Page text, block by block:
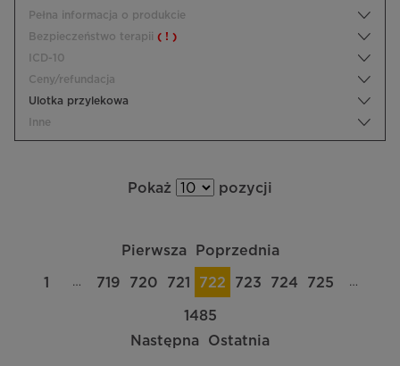
Pełna informacja o produkcie
Bezpieczeństwo terapii ( ! )
ICD-10
Ceny/refundacja
Ulotka przylekowa
Inne
Pokaż pozycji
Pierwsza Poprzednia
1 … 719 720 721 722 723 724 725 …
1485
Następna
Ostatnia